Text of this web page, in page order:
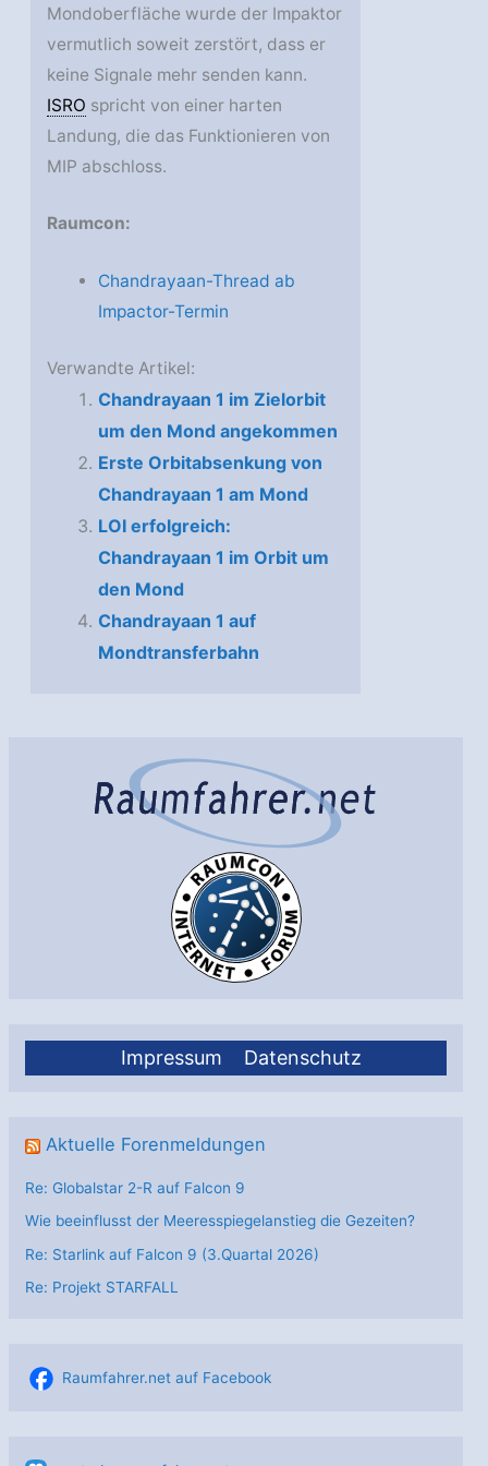
Impressum Datenschutz
Aktuelle Forenmeldungen
Re: Globalstar 2-R auf Falcon 9
Wie beeinflusst der Meeresspiegelanstieg die Gezeiten?
Re: Starlink auf Falcon 9 (3.Quartal 2026)
Re: Projekt STARFALL
Raumfahrer.net auf Facebook
Mondoberfläche wurde der Impaktor
vermutlich soweit zerstört, dass er
keine Signale mehr senden kann.
ISRO spricht von einer harten
Landung, die das Funktionieren von
MIP abschloss.
Raumcon:
Chandrayaan-Thread ab
Impactor-Termin
Verwandte Artikel:
Chandrayaan 1 im Zielorbit
um den Mond angekommen
Erste Orbitabsenkung von
Chandrayaan 1 am Mond
LOI erfolgreich:
Chandrayaan 1 im Orbit um
den Mond
Chandrayaan 1 auf
Mondtransferbahn